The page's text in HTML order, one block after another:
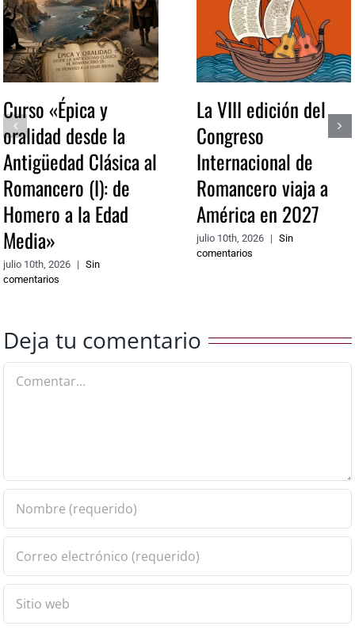
Curso «Épica y
oralidad desde la
Antigüedad Clásica al
Romancero (I): de
Homero a la Edad
Media»
julio 10th, 2026 |
Sin
comentarios
La VIII edición del
Congreso
Internacional de
Romancero viaja a
América en 2027
julio 10th, 2026 | Sin
comentarios
Deja tu comentario